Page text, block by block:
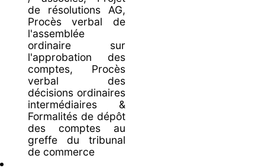
de résolutions AG,
Procès verbal de
l'assemblée
ordinaire sur
l'approbation des
comptes, Procès
verbal des
décisions ordinaires
intermédiaires &
Formalités de dépôt
des comptes au
greffe du tribunal
de commerce